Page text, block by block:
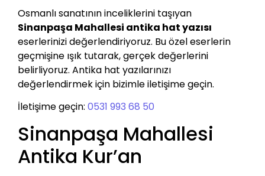
Osmanlı sanatının inceliklerini taşıyan
Sinanpaşa Mahallesi antika hat yazısı
eserlerinizi değerlendiriyoruz. Bu özel eserlerin
geçmişine ışık tutarak, gerçek değerlerini
belirliyoruz. Antika hat yazılarınızı
değerlendirmek için bizimle iletişime geçin.
İletişime geçin: 0531 993 68 50
Sinanpaşa Mahallesi
Antika Kur’an